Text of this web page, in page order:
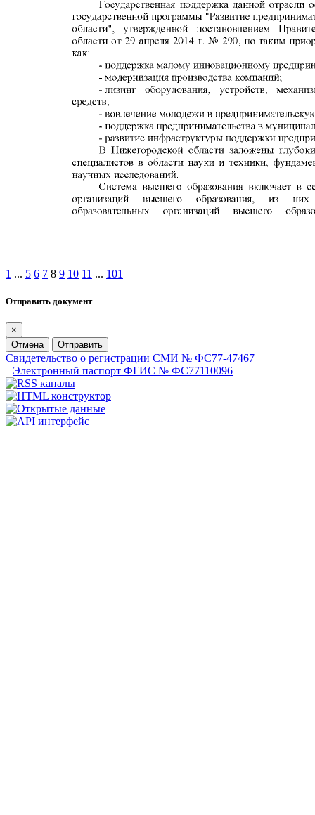
1 ... 5 6 7 8 9 10 11 ... 101
Отправить документ
×
Отмена
Отправить
Свидетельство о регистрации СМИ № ФС77-47467
Электронный паспорт ФГИС № ФС77110096